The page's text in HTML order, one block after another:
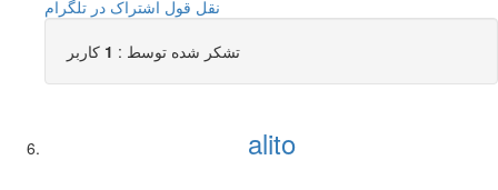
نقل قول اشتراک در تلگرام
تشکر شده توسط : 1 کاربر
alito